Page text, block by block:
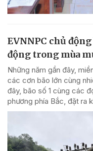
EVNNPC chủ
động trong mùa
Những năm gần đây,
các cơn bão lớn cùng
đây, bão số 1 cùng các
phương phía Bắc, đặt ra